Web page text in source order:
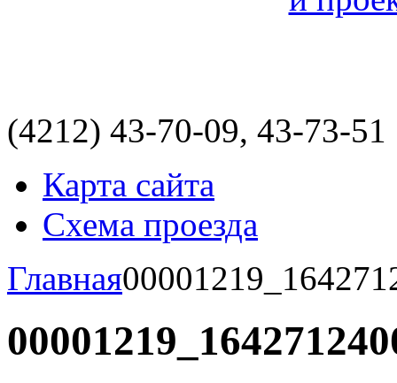
(4212) 43-70-09, 43-73-51
Карта сайта
Схема проезда
Главная